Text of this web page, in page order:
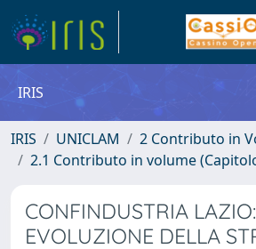
IRIS
IRIS UNICLAM
2 Contributo in
2.1 Contributo in volume
CONFINDUSTRIA LAZIO:
EVOLUZIONE DELLA